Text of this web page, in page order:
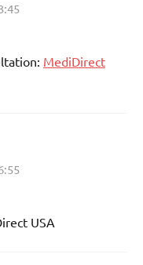
MediDirect
USA